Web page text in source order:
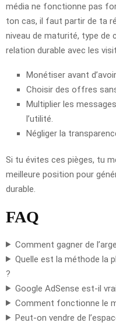
média ne fonctionne pas
ton cas, il faut partir de ta
niveau de maturité, type de
relation durable avec les
Monétiser avant
Choisir des offres
Multiplier les
l’utilité.
Négliger la
Si tu évites ces pièges, tu
meilleure position pour
durable.
FAQ
Comment gagner de
Quelle est la méthode la
?
Google AdSense est-il
Comment fonctionne le
Peut-on vendre de